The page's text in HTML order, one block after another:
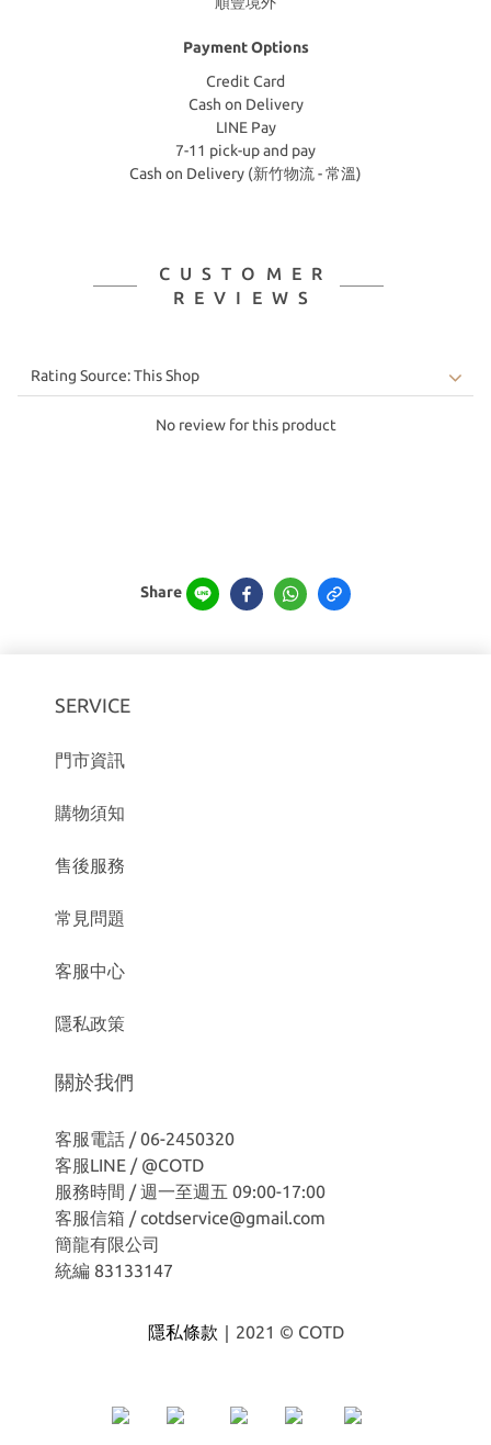
Payment Options
Credit Card
Cash on Delivery
LINE Pay
7-11 pick-up and pay
Cash on Delivery (新竹物流 - 常溫)
CUSTOMER
REVIEWS
No review for this product
Share
SERVICE
門市資訊
購物須知
售後服務
常見問題
客服中心
隱私政策
關於我們
客服電話 / 06-2450320
客服LINE /@COTD
服務時間 / 週一至週五 09:00-17:00
客服信箱 / cotdservice@gmail.com
簡龍有限公司
統編 83133147
隱私條款｜ 2021 © COTD